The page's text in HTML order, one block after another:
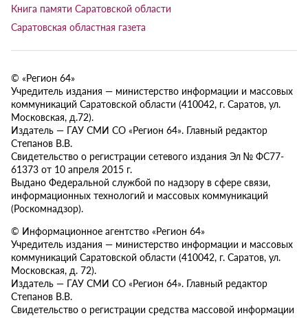
Книга памяти Саратовской области
Саратовская областная газета
© «Регион 64»
Учредитель издания — министерство информации и массовых
коммуникаций Саратовской области (410042, г. Саратов, ул.
Московская, д.72).
Издатель — ГАУ СМИ СО «Регион 64». Главный редактор
Степанов В.В.
Свидетельство о регистрации сетевого издания Эл № ФС77-
61373 от 10 апреля 2015 г.
Выдано Федеральной службой по надзору в сфере связи,
информационных технологий и массовых коммуникаций
(Роскомнадзор).
© Информационное агентство «Регион 64»
Учредитель издания — министерство информации и массовых
коммуникаций Саратовской области (410042, г. Саратов, ул.
Московская, д. 72).
Издатель — ГАУ СМИ СО «Регион 64». Главный редактор
Степанов В.В.
Свидетельство о регистрации средства массовой информации